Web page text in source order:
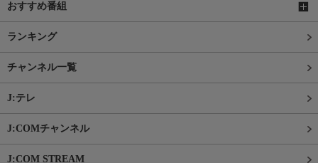
おすすめ番組
ランキング
チャンネル一覧
J:テレ
J:COMチャンネル
J:COM STREAM